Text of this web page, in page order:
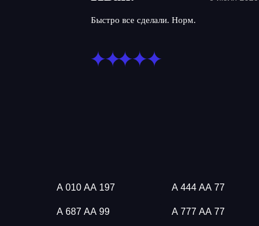
Быстро все сделали. Норм.
А 010 АА 197 А 444 АА 77
А 687 АА 99 А 777 АА 77